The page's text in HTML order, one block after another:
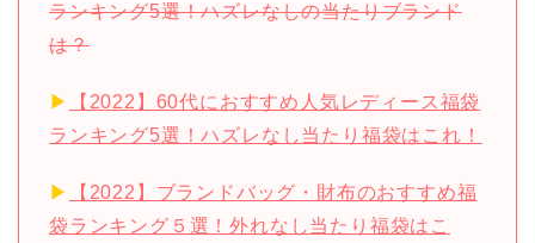
ランキング5選！ハズレなしの当たりブランド
は？
▶︎
【2022】60代におすすめ人気レディース福袋
ランキング5選！ハズレなし当たり福袋はこれ！
▶︎
【2022】ブランドバッグ・財布のおすすめ福
袋ランキング５選！外れなし当たり福袋はこ